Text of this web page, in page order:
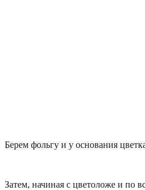
Берем фольгу и у основания
Затем, начиная с цветоложе и по